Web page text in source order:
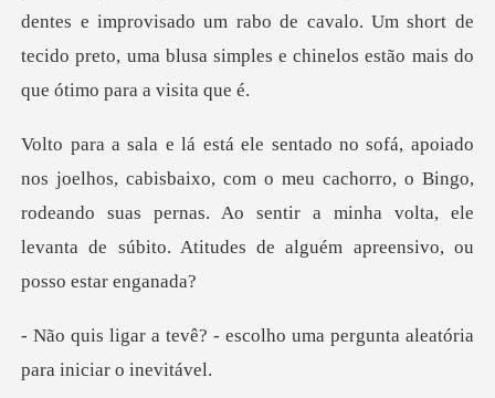
xo, com o meu cachorro, o Bingo,
rodeando suas pernas. Ao sentir a minha volta
scolho uma pergunta aleatóri